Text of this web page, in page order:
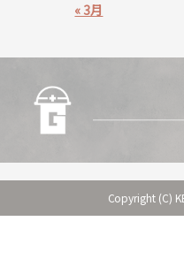
« 3月
Copyright (C)